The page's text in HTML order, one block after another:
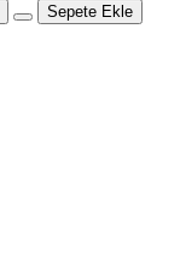
Sepete Ekle